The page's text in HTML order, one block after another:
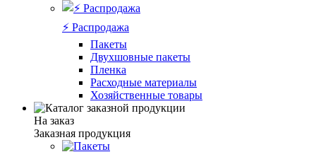
⚡️ Распродажа
Пакеты
Двухшовные пакеты
Пленка
Расходные материалы
Хозяйственные товары
На заказ
Заказная продукция